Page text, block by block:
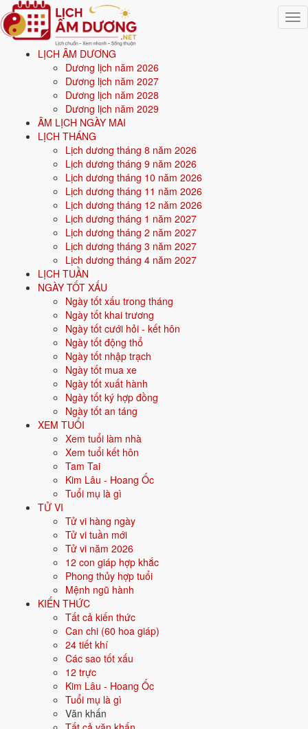
LỊCH ÂM DƯƠNG
Dương lịch năm 2026
Dương lịch năm 2027
Dương lịch năm 2028
Dương lịch năm 2029
ÂM LỊCH NGÀY MAI
LỊCH THÁNG
Lịch dương tháng 8 năm 2026
Lịch dương tháng 9 năm 2026
Lịch dương tháng 10 năm 2026
Lịch dương tháng 11 năm 2026
Lịch dương tháng 12 năm 2026
Lịch dương tháng 1 năm 2027
Lịch dương tháng 2 năm 2027
Lịch dương tháng 3 năm 2027
Lịch dương tháng 4 năm 2027
LỊCH TUẦN
NGÀY TỐT XẤU
Ngày tốt xấu trong tháng
Ngày tốt khai trương
Ngày tốt cưới hỏi - kết hôn
Ngày tốt động thổ
Ngày tốt nhập trạch
Ngày tốt mua xe
Ngày tốt xuất hành
Ngày tốt ký hợp đồng
Ngày tốt an táng
XEM TUỔI
Xem tuổi làm nhà
Xem tuổi kết hôn
Tam Tai
Kim Lâu - Hoang Ốc
Tuổi mụ là gì
TỬ VI
Tử vi hàng ngày
Tử vi tuần mới
Tử vi năm 2026
12 con giáp hợp khắc
Phong thủy hợp tuổi
Mệnh ngũ hành
KIẾN THỨC
Tất cả kiến thức
Can chi (60 hoa giáp)
24 tiết khí
Các sao tốt xấu
12 trực
Kim Lâu - Hoang Ốc
Tuổi mụ là gì
Văn khấn
Trang chủ
Mệnh ngũ hành
Sinh năm 1977
Sinh năm 1977mệnh gì? Đinh Tỵ Sa Trung Thổ - mệnh
Thổ
Người sinh năm1977là tuổiĐinh Tỵ(con Rắn), nạp âm
Đất pha cát, mệnhThổ. Năm2026 50 tuổi mụ
Sinh năm 1977(Đinh Tỵ, con Rắn) thuộc mệnh
Trung Thổ .
Màu hợp:Vàng đất, Nâu, Be.
Đông Bắc.
Vận khí khi sinh:Vận 6 Lục Bạch Kim (1964-1983) - Quyền lực, công
2026: 50 tuổi mụ, năm Bính Ngọ - Bình hoà với Thái Tuế.
Sinh năm 1977 là tuổi gì, mệnh gì?
Người sinh năm1977là tuổiĐinh Tỵ
, mệnhThổ. Màu hợp gồm Vàng đất, Nâu, Be; hướng hợp là
Trung tâm, Tây Nam, Đông Bắc. Bảng dưới đây tóm tắt 10 chỉ số cốt
Năm sinh dương
1977
Đinh Tỵ
Tỵ - Con Rắn
Sa Trung Thổ
Mệnh ngũ hành ⛰️
Vàng đất
Hướng hợp
Hành tương sinh Hỏa (Hỏa sinh Thổ); Kim (Thổ sinh Kim)
Hành tương khắc